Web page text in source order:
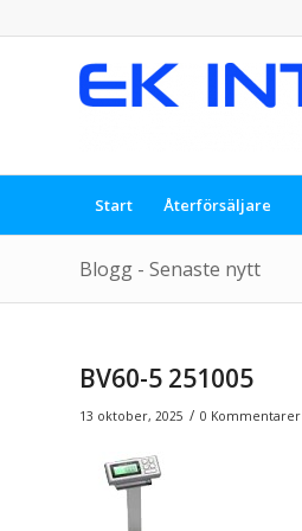
Start Återförsäljare
Blogg - Senaste nytt
BV60-5 251005
13 oktober, 2025 / 0 Kommentarer